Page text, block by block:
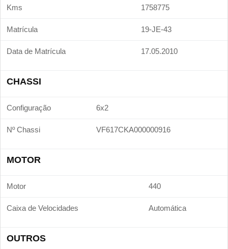
Kms 1758775
Matrícula 19-JE-43
Data de Matrícula 17.05.2010
CHASSI
Configuração 6x2
Nº Chassi VF617CKA000000916
MOTOR
Motor 440
Caixa de Velocidades Automática
OUTROS